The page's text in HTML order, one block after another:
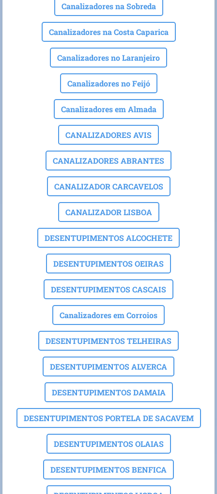
Canalizadores na Sobreda
Canalizadores na Costa Caparica
Canalizadores no Laranjeiro
Canalizadores no Feijó
Canalizadores em Almada
CANALIZADORES AVIS
CANALIZADORES ABRANTES
CANALIZADOR CARCAVELOS
CANALIZADOR LISBOA
DESENTUPIMENTOS ALCOCHETE
DESENTUPIMENTOS OEIRAS
DESENTUPIMENTOS CASCAIS
Canalizadores em Corroios
DESENTUPIMENTOS TELHEIRAS
DESENTUPIMENTOS ALVERCA
DESENTUPIMENTOS DAMAIA
DESENTUPIMENTOS PORTELA DE SACAVEM
DESENTUPIMENTOS OLAIAS
DESENTUPIMENTOS BENFICA